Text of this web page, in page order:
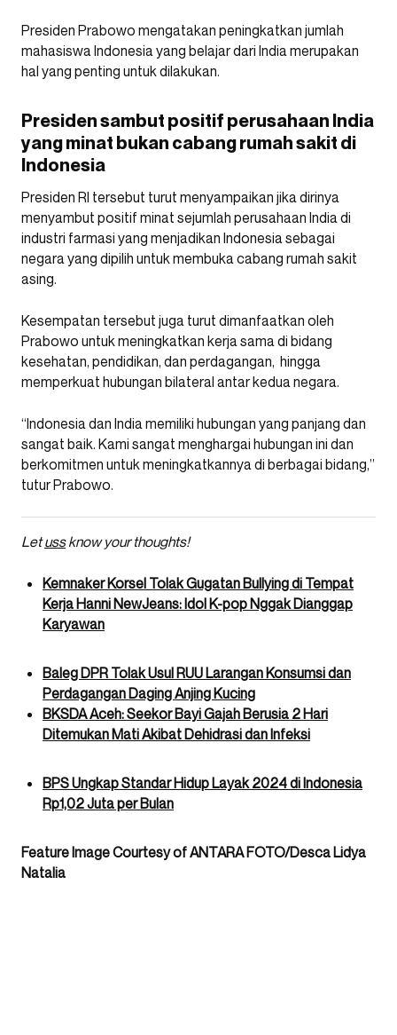
Presiden Prabowo mengatakan peningkatkan jumlah
mahasiswa Indonesia yang belajar dari India merupakan
hal yang penting untuk dilakukan.
Presiden sambut positif perusahaan India
yang minat bukan cabang rumah sakit di
Indonesia
Presiden RI tersebut turut menyampaikan jika dirinya
menyambut positif minat sejumlah perusahaan India di
industri farmasi yang menjadikan Indonesia sebagai
negara yang dipilih untuk membuka cabang rumah sakit
asing.
Kesempatan tersebut juga turut dimanfaatkan oleh
Prabowo untuk meningkatkan kerja sama di bidang
kesehatan, pendidikan, dan perdagangan, hingga
memperkuat hubungan bilateral antar kedua negara.
“Indonesia dan India memiliki hubungan yang panjang dan
sangat baik. Kami sangat menghargai hubungan ini dan
berkomitmen untuk meningkatkannya di berbagai bidang,”
tutur Prabowo.
Letussknow your thoughts!
Kemnaker Korsel Tolak Gugatan Bullying di Tempat
Kerja Hanni NewJeans: Idol K-pop Nggak Dianggap
Karyawan
Baleg DPR Tolak Usul RUU Larangan Konsumsi dan
Perdagangan Daging Anjing Kucing
BKSDA Aceh: Seekor Bayi Gajah Berusia 2 Hari
Ditemukan Mati Akibat Dehidrasi dan Infeksi
BPS Ungkap Standar Hidup Layak 2024 di Indonesia
Rp1,02 Juta per Bulan
Feature Image Courtesy of ANTARA FOTO/Desca Lidya
Natalia